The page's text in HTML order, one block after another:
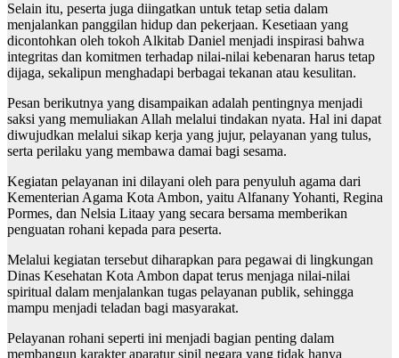
Selain itu, peserta juga diingatkan untuk tetap setia dalam
menjalankan panggilan hidup dan pekerjaan. Kesetiaan yang
dicontohkan oleh tokoh Alkitab Daniel menjadi inspirasi bahwa
integritas dan komitmen terhadap nilai-nilai kebenaran harus tetap
dijaga, sekalipun menghadapi berbagai tekanan atau kesulitan.
Pesan berikutnya yang disampaikan adalah pentingnya menjadi
saksi yang memuliakan Allah melalui tindakan nyata. Hal ini dapat
diwujudkan melalui sikap kerja yang jujur, pelayanan yang tulus,
serta perilaku yang membawa damai bagi sesama.
Kegiatan pelayanan ini dilayani oleh para penyuluh agama dari
Kementerian Agama Kota Ambon, yaitu Alfanany Yohanti, Regina
Pormes, dan Nelsia Litaay yang secara bersama memberikan
penguatan rohani kepada para peserta.
Melalui kegiatan tersebut diharapkan para pegawai di lingkungan
Dinas Kesehatan Kota Ambon dapat terus menjaga nilai-nilai
spiritual dalam menjalankan tugas pelayanan publik, sehingga
mampu menjadi teladan bagi masyarakat.
Pelayanan rohani seperti ini menjadi bagian penting dalam
membangun karakter aparatur sipil negara yang tidak hanya